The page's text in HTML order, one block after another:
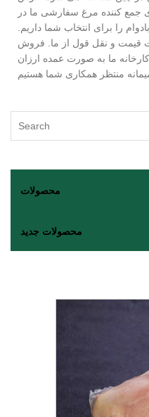
جمع کننده مرغ سفارشی ما در
را برای انتخاب شما داریم.
قیمت و نقل قول از ما. فروش
ما به صورت عمده ارزان
محصولات
محصولات جدید